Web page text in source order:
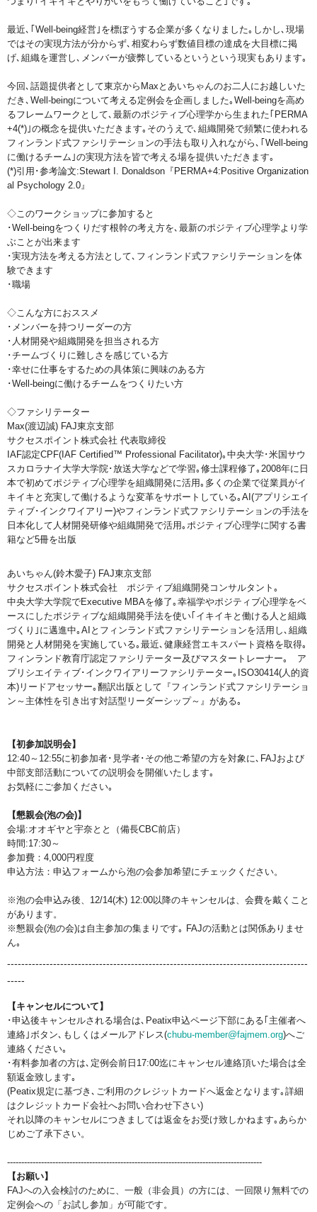
最近､｢Well-being経営｣を標ぼうする企業が多くなりました｡しかし､現場
ではその実現方法が分からず､相変わらず数値目標の達成を大目標に掲
げ､組織を運営し､メンバーが疲弊しているというという現実もあります｡
今回､話題提供者として東京からMaxとあいちゃんのお二人にお越しいた
だき､Well-beingについて考える定例会を企画しました｡Well-beingを高め
るフレームワークとして､最新のポジティブ心理学から生まれた｢PERMA
+4(*)｣の概念を提供いただきます｡そのうえで､組織開発で頻繁に使われる
フィンランド式ファシリテーションの手法も取り入れながら､｢Well-being
に働けるチーム｣の実現方法を皆で考える場を提供いただきます｡
(*)引用･参考論文:Stewart I. Donaldson『PERMA+4:Positive Organization
al Psychology 2.0』
◇このワークショップに参加すると
･Well-beingをつくりだす根幹の考え方を､最新のポジティブ心理学より学
ぶことが出来ます
･実現方法を考える方法として､フィンランド式ファシリテーションを体
験できます
･職場
◇こんな方におススメ
･メンバーを持つリーダーの方
･人材開発や組織開発を担当される方
･チームづくりに難しさを感じている方
･幸せに仕事をするための具体策に興味のある方
･Well-beingに働けるチームをつくりたい方
◇ファシリテーター
Max(渡辺誠) FAJ東京支部
サクセスポイント株式会社 代表取締役
IAF認定CPF(IAF Certified™ Professional Facilitator)｡中央大学･米国サウ
スカロラナイ大学大学院･放送大学などで学習｡修士課程修了｡2008年に日
本で初めてポジティブ心理学を組織開発に活用｡多くの企業で従業員がイ
キイキと充実して働けるような変革をサポートしている｡AI(アプリシエイ
ティブ･インクワイアリー)やフィンランド式ファシリテーションの手法を
日本化して人材開発研修や組織開発で活用｡ポジティブ心理学に関する書
籍など5冊を出版
あいちゃん(鈴木愛子) FAJ東京支部
サクセスポイント株式会社 ポジティブ組織開発コンサルタント｡
中央大学大学院でExecutive MBAを修了｡幸福学やポジティブ心理学をベ
ースにしたポジティブな組織開発手法を使い｢イキイキと働ける人と組織
づくり｣に邁進中｡AIとフィンランド式ファシリテーションを活用し､組織
開発と人材開発を実施している｡最近､健康経営エキスパート資格を取得｡
フィンランド教育庁認定ファシリテーター及びマスタートレーナー｡ ア
プリシエイティブ･インクワイアリーファシリテーター｡ISO30414(人的資
本)リードアセッサー｡翻訳出版として『フィンランド式ファシリテーショ
ン～主体性を引き出す対話型リーダーシップ～』がある｡
【初参加説明会】
12:40～12:55に初参加者･見学者･その他ご希望の方を対象に､FAJおよび
中部支部活動についての説明会を開催いたします｡
お気軽にご参加ください｡
【懇親会(泡の会)】
会場:オオギヤと宇奈とと（備長CBC前店）
時間:17:30～
参加費：4,000円程度
申込方法：申込フォームから泡の会参加希望にチェックください。
※泡の会申込み後、12/14(木) 12:00以降のキャンセルは、会費を戴くこと
があります。
※懇親会(泡の会)は自主参加の集まりです｡ FAJの活動とは関係ありませ
ん｡
-------------------------------------------------------------------------------------
-----
【キャンセルについて】
･申込後キャンセルされる場合は､Peatix申込ページ下部にある｢主催者へ
連絡｣ボタン､もしくはメールアドレス(chubu-member@fajmem.org)へご
連絡ください｡
･有料参加者の方は､定例会前日17:00迄にキャンセル連絡頂いた場合は全
額返金致します｡
(Peatix規定に基づき､ご利用のクレジットカードへ返金となります｡詳細
はクレジットカード会社へお問い合わせ下さい)
それ以降のキャンセルにつきましては返金をお受け致しかねます｡あらか
じめご了承下さい。
------------------------------------------------------------------------------------------
【お願い】
FAJへの入会検討のために、一般（非会員）の方には、一回限り無料での
定例会への「お試し参加」が可能です。